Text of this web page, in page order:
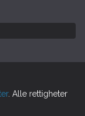
. Alle rettigheter